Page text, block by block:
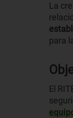
La
para
El